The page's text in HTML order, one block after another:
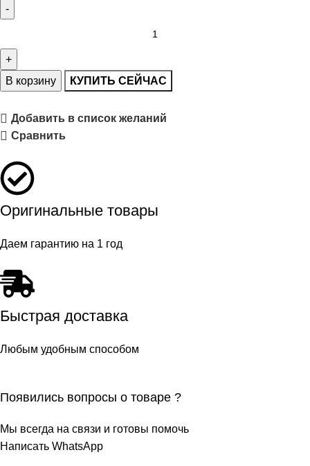
В корзину КУПИТЬ СЕЙЧАС
Добавить в список желаний
Сравнить
Оригинальные товары
Даем гарантию на 1 год
Быстрая доставка
Любым удобным способом
Появились вопросы о товаре ?
Мы всегда на связи и готовы помочь
Написать WhatsApp